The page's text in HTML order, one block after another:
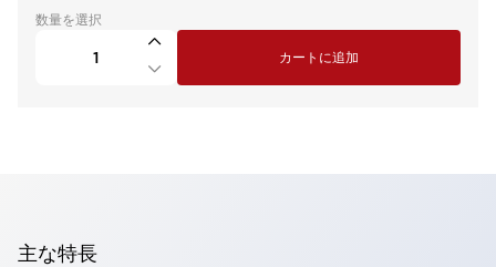
数量を選択
カートに追加
主な特長